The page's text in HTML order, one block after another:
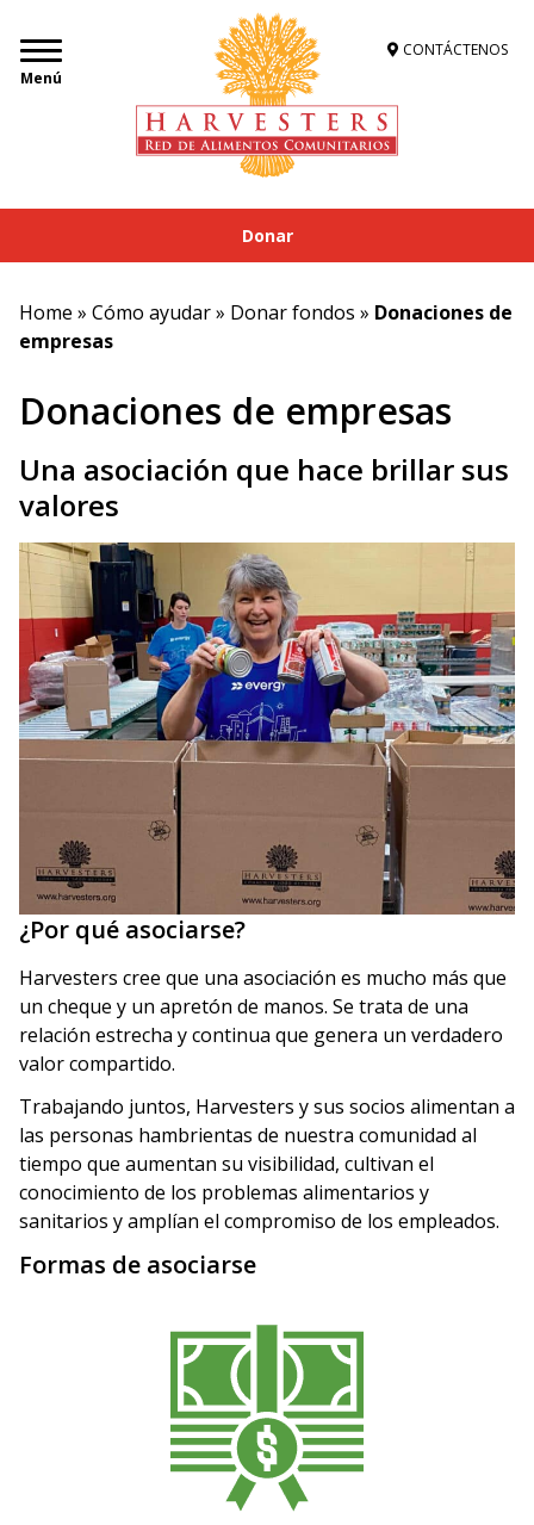
Menú
CONTÁCTENOS
Donar
Home » Cómo ayudar» Donar fondos » Donaciones de
empresas
Donaciones de empresas
Una asociación que hace brillar sus
valores
¿Por qué asociarse?
Harvesters cree que una asociación es mucho más que
un cheque y un apretón de manos. Se trata de una
relación estrecha y continua que genera un verdadero
valor compartido.
Trabajando juntos, Harvesters y sus socios alimentan a
las personas hambrientas de nuestra comunidad al
tiempo que aumentan su visibilidad, cultivan el
conocimiento de los problemas alimentarios y
sanitarios y amplían el compromiso de los empleados.
Formas de asociarse